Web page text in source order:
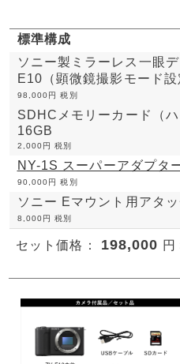
標準構成
ソニー製ミラーレス一眼
E10（顕微鏡撮影モード設
98,000円 税別
SDHCメモリーカード（
16GB
2,000円 税別
NY-1S スーパーアダプタ
90,000円 税別
ソニー Eマウント用アタ
8,000円 税別
セット価格： 198,000 円